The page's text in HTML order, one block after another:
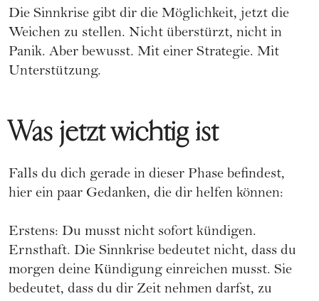
Die Sinnkrise gibt dir die Möglichkeit, jetzt die
Weichen zu stellen. Nicht überstürzt, nicht in
Panik. Aber bewusst. Mit einer Strategie. Mit
Unterstützung.
Was jetzt wichtig ist
Falls du dich gerade in dieser Phase befindest,
hier ein paar Gedanken, die dir helfen können:
Erstens: Du musst nicht sofort kündigen.
Ernsthaft. Die Sinnkrise bedeutet nicht, dass du
morgen deine Kündigung einreichen musst. Sie
bedeutet, dass du dir Zeit nehmen darfst, zu